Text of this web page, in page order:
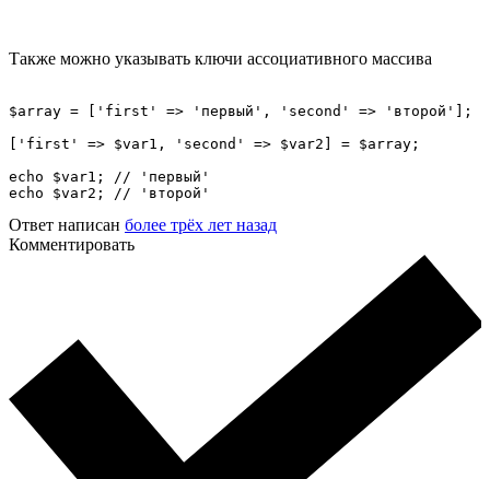
Также можно указывать ключи ассоциативного массива
$array = ['first' => 'первый', 'second' => 'второй'];
['first' => $var1, 'second' => $var2] = $array;
echo $var1; // 'первый'
echo $var2; // 'второй'
Ответ написан более трёх лет назад
Комментировать